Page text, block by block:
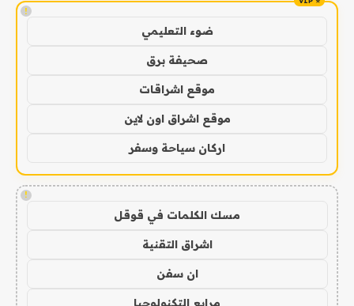
!
ضوء التعليمي
صحيفة برق
موقع اشراقات
موقع اشراق اون لاين
اركان سياحة وسفر
!
مسك الكلمات في قوقل
اشراق التقنية
ان سفن
مرابع التكنولوجيا